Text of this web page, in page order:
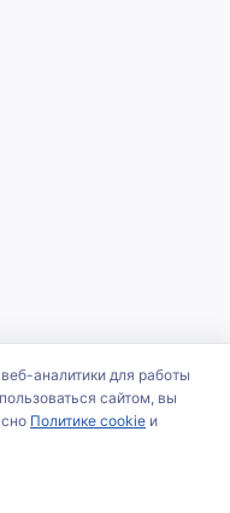
аналитики для работы
сайтом, вы
Политике cookie и